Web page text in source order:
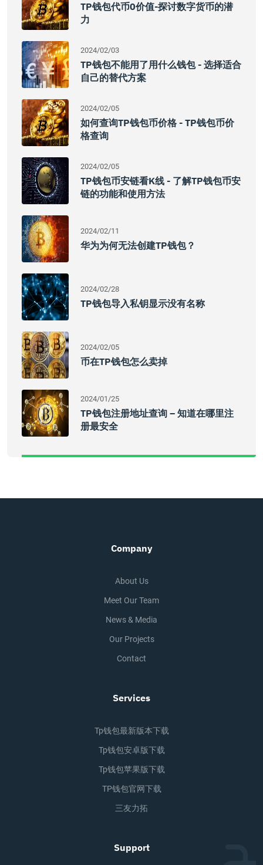
TP钱包代币0价值-探讨数字货币的潜
力
2024/02/03
TP钱包不能用了用什么钱包 - 选择适合
自己的替代方案
2024/02/05
如何查询TP钱包币价格 - TP钱包币价
格查询
2024/02/05
TP钱包币安链看K线 - 了解TP钱包币安
链的功能和使用方法
2024/02/11
华为为何无法创建TP钱包？
2024/02/28
TP钱包导入私钥显示没有名称
2024/02/05
币在TP钱包怎么卖掉
2024/01/25
TP钱包注册地址查询 – 知道在哪里注
册最安全
Company
About Us
Meet Our Team
News & Media
Our Projects
Contact
Services
Tp钱包最新版本下载
Tp钱包安卓版下载
Tp钱包苹果版下载
TP钱包官网下载
三友力拓
Support